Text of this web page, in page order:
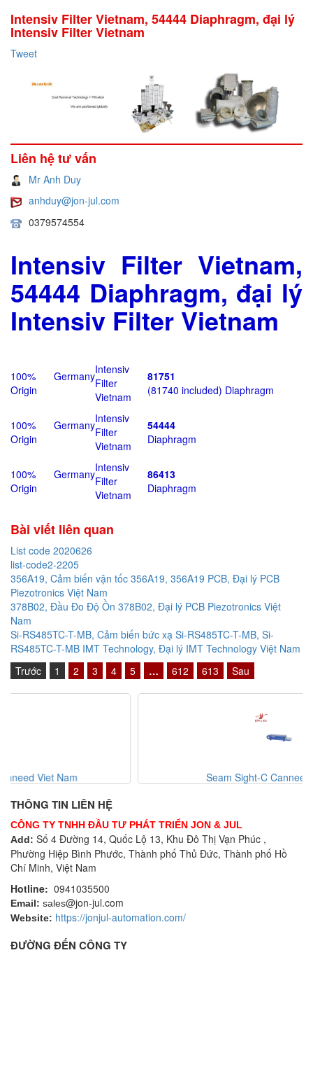
Intensiv Filter Vietnam, 54444 Diaphragm, đại lý
Intensiv Filter Vietnam
Tweet
Liên hệ tư vấn
Mr Anh Duy
anhduy@jon-jul.com
0379574554
Intensiv Filter Vietnam,
54444 Diaphragm, đại lý
Intensiv Filter Vietnam
100% Germany
Origin
Intensiv
Filter
Vietnam
81751
(81740 included) Diaphragm
100% Germany
Origin
Intensiv
Filter
Vietnam
54444
Diaphragm
100% Germany
Origin
Intensiv
Filter
Vietnam
86413
Diaphragm
Bài viết liên quan
List code 2020626
list-code2-2205
356A19, Cảm biến vận tốc 356A19, 356A19 PCB, Đại lý PCB
Piezotronics Việt Nam
378B02, Đầu Đo Độ Ồn 378B02, Đại lý PCB Piezotronics Việt
Nam
Si-RS485TC-T-MB, Cảm biến bức xạ Si-RS485TC-T-MB, Si-
RS485TC-T-MB IMT Technology, Đại lý IMT Technology Việt Nam
Trước
1 2 3 4 5 … 612 613 Sau
Seam Sight-C Canneed Viet Nam
THÔNG TIN LIÊN HỆ
CÔNG TY TNHH ĐẦU TƯ PHÁT TRIỂN JON & JUL
Add: Số 4 Đường 14, Quốc Lộ 13, Khu Đô Thị Vạn Phúc ,
Phường Hiệp Bình Phước, Thành phố Thủ Đức, Thành phố Hồ
Chí Minh, Việt Nam
Hotline: 0941035500
Email: sales@jon-jul.com
Website: https://jonjul-automation.com/
ĐƯỜNG ĐẾN CÔNG TY